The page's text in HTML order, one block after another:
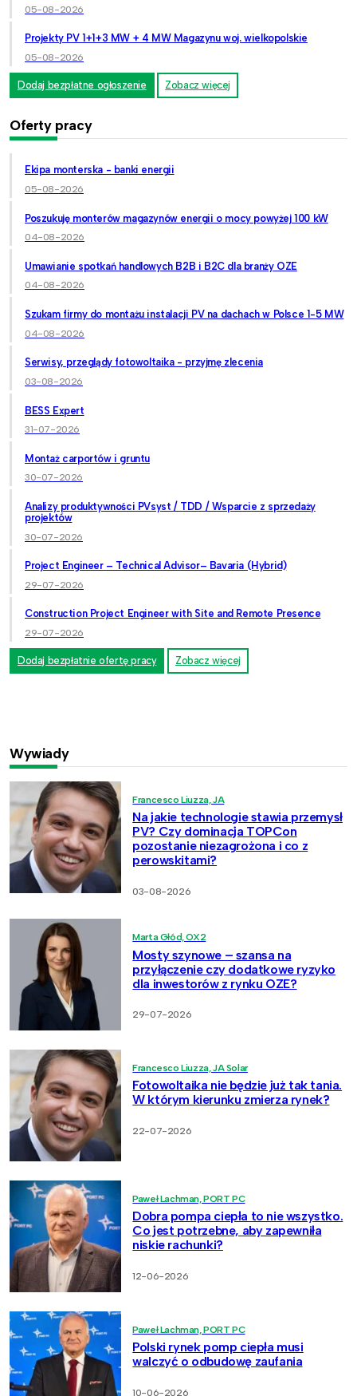
05-08-2026
Projekty PV 1+1+3 MW + 4 MW Magazynu woj. wielkopolskie
05-08-2026
Dodaj bezpłatne ogłoszenie Zobacz więcej
Oferty pracy
Ekipa monterska - banki energii
05-08-2026
Poszukuję monterów magazynów energii o mocy powyżej 100 kW
04-08-2026
Umawianie spotkań handlowych B2B i B2C dla branży OZE
04-08-2026
Szukam firmy do montażu instalacji PV na dachach w Polsce 1-5 MW
04-08-2026
Serwisy, przeglądy fotowoltaika - przyjmę zlecenia
03-08-2026
BESS Expert
31-07-2026
Montaż carportów i gruntu
30-07-2026
Analizy produktywności PVsyst / TDD / Wsparcie z sprzedaży
projektów
30-07-2026
Project Engineer – Technical Advisor– Bavaria (Hybrid)
29-07-2026
Construction Project Engineer with Site and Remote Presence
29-07-2026
Dodaj bezpłatnie ofertę pracy Zobacz więcej
Wywiady
Francesco Liuzza, JA
Na jakie technologie stawia przemysł
PV? Czy dominacja TOPCon
pozostanie niezagrożona i co z
perowskitami?
03-08-2026
Marta Głód, OX2
Mosty szynowe – szansa na
przyłączenie czy dodatkowe ryzyko
dla inwestorów z rynku OZE?
29-07-2026
Francesco Liuzza, JA Solar
Fotowoltaika nie będzie już tak tania.
W którym kierunku zmierza rynek?
22-07-2026
Paweł Lachman, PORT PC
Dobra pompa ciepła to nie wszystko.
Co jest potrzebne, aby zapewniła
niskie rachunki?
12-06-2026
Paweł Lachman, PORT PC
Polski rynek pomp ciepła musi
walczyć o odbudowę zaufania
10-06-2026